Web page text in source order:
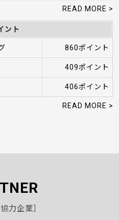
READ MORE >
ント
860ポイント
409ポイント
406ポイント
READ MORE >
力企業］